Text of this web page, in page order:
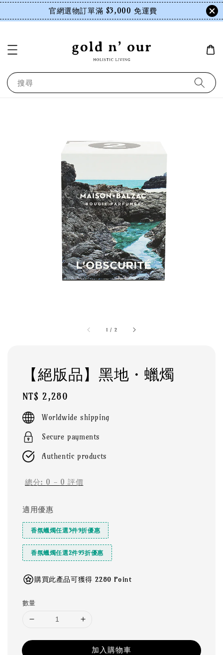
官網選物訂單滿 $3,000 免運費
搜尋
1 / 2
【絕版品】黑地・蠟燭
Regular
price
NT$ 2,280
Worldwide shipping
Secure payments
Authentic products
總分: 0 - 0 評價
適用優惠
香氛蠟燭任選3件9折優惠
香氛蠟燭任選2件95折優惠
購買此產品可獲得 2280 Point
數量
加入購物車